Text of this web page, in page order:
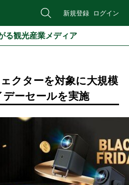
新規登録 ログイン
る観光産業メディア
クターを対象に大規模
ーセールを実施